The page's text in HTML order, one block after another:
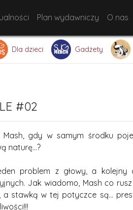
Plan wydawniczy O nas
Dla dzieci Gadżety
#02
gdy w samym środku
naturę...?
problem z głowy, a
Jak wiadomo, Mash co
a stawką w tej potyczce są...